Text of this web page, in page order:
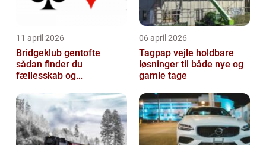
11 april 2026
Bridgeklub gentofte
sådan finder du
fællesskab og
06 april 2026
Tagpap vejle holdbare
løsninger til både nye og
gamle tage